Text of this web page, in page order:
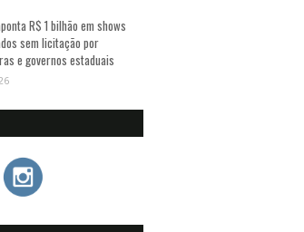
R$ 1 bilhão em shows
sem licitação por
e governos estaduais